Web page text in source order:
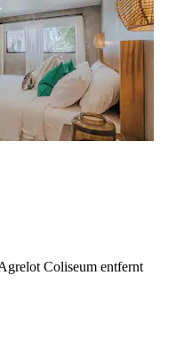
Coliseum entfernt